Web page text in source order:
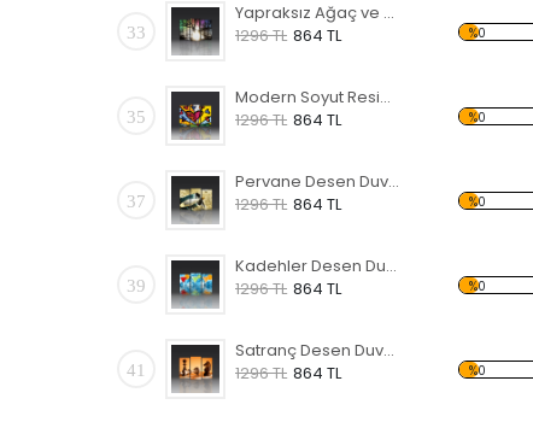
33
Yapraksız Ağaç ve Renkli Gökyüzü Forex Tablo
1296 TL 864 TL %0
35
Modern Soyut Resim 15 Forex Tablo
1296 TL 864 TL %0
37
Pervane Desen Duvar Panosu 3AS-1114
1296 TL 864 TL %0
39
Kadehler Desen Duvar Panosu 3AS-1117
1296 TL 864 TL %0
41
Satranç Desen Duvar Panosu
1296 TL 864 TL %0